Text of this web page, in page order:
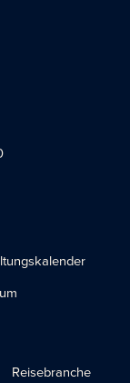
Reisebranche